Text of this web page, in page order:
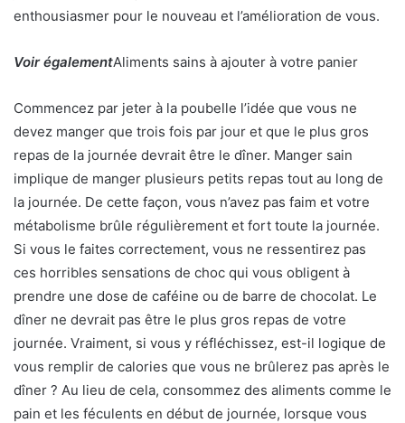
enthousiasmer pour le nouveau et l’amélioration de vous.
Voir égalementAliments sains à ajouter à votre panier
Commencez par jeter à la poubelle l’idée que vous ne
devez manger que trois fois par jour et que le plus gros
repas de la journée devrait être le dîner. Manger sain
implique de manger plusieurs petits repas tout au long de
la journée. De cette façon, vous n’avez pas faim et votre
métabolisme brûle régulièrement et fort toute la journée.
Si vous le faites correctement, vous ne ressentirez pas
ces horribles sensations de choc qui vous obligent à
prendre une dose de caféine ou de barre de chocolat. Le
dîner ne devrait pas être le plus gros repas de votre
journée. Vraiment, si vous y réfléchissez, est-il logique de
vous remplir de calories que vous ne brûlerez pas après le
dîner ? Au lieu de cela, consommez des aliments comme le
pain et les féculents en début de journée, lorsque vous